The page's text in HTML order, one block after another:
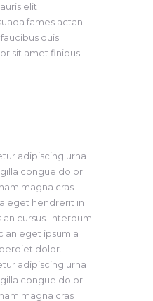
elit
fames actan
duis
sit amet finibus
adipiscing urna
congue dolor
magna cras
eget hendrerit in
cursus. Interdum
an eget ipsum a
dolor.
adipiscing urna
congue dolor
magna cras